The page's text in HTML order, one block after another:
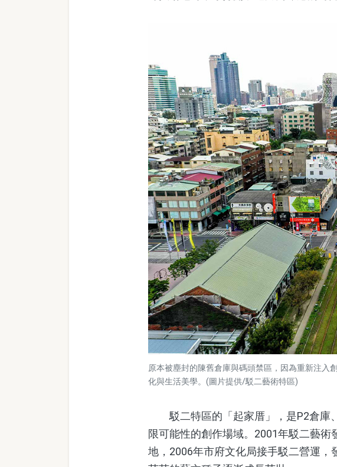
原本被塵封的陳舊倉庫與碼頭禁區，因為重新注入
化與生活美學。(圖片提供/駁二藝術特區)
駁二特區的「起家厝」，是P2倉庫
限可能性的創作場域。2001年駁二藝
地，2006年市府文化局接手駁二營運